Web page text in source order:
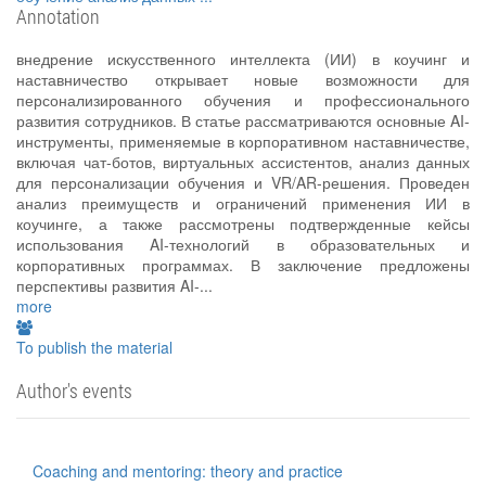
Annotation
внедрение искусственного интеллекта (ИИ) в коучинг и
наставничество открывает новые возможности для
персонализированного обучения и профессионального
развития сотрудников. В статье рассматриваются основные AI-
инструменты, применяемые в корпоративном наставничестве,
включая чат-ботов, виртуальных ассистентов, анализ данных
для персонализации обучения и VR/AR-решения. Проведен
анализ преимуществ и ограничений применения ИИ в
коучинге, а также рассмотрены подтвержденные кейсы
использования AI-технологий в образовательных и
корпоративных программах. В заключение предложены
перспективы развития AI-...
more
To publish the material
Author's events
Coaching and mentoring: theory and practice